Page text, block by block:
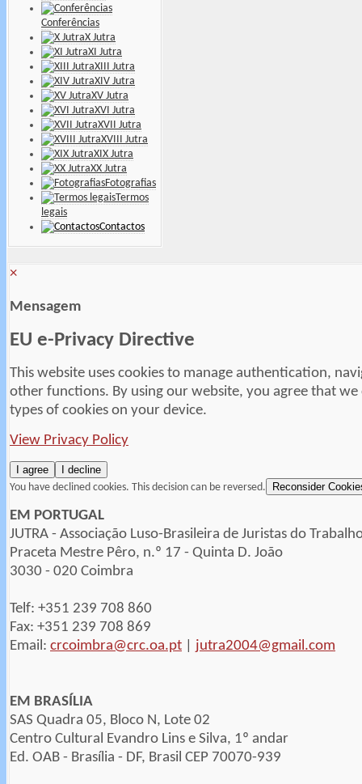
Conferências
X Jutra
XI Jutra
XIII Jutra
XIV Jutra
XV Jutra
XVI Jutra
XVII Jutra
XVIII Jutra
XIX Jutra
XX Jutra
Fotografias
Termos
legais
Contactos
×
Mensagem
EU e-Privacy Directive
This website uses cookies to manage authentication,
other functions. By using our website, you agree that we
types of cookies on your device.
View Privacy Policy
I agree
I decline
You have declined cookies. This decision can be reversed.
Reconsider
EM PORTUGAL
JUTRA - Associação Luso-Brasileira de Juristas do
Praceta Mestre Pêro, n.º 17 - Quinta D. João
3030 - 020 Coimbra
Telf: +351 239 708 860
Fax: +351 239 708 869
Email: crcoimbra@crc.oa.pt jutra2004@gmail.com
EM BRASÍLIA
SAS Quadra 05, Bloco N, Lote 02
Centro Cultural Evandro Lins e Silva, 1º andar
Ed. OAB - Brasília - DF, Brasil CEP 70070-939